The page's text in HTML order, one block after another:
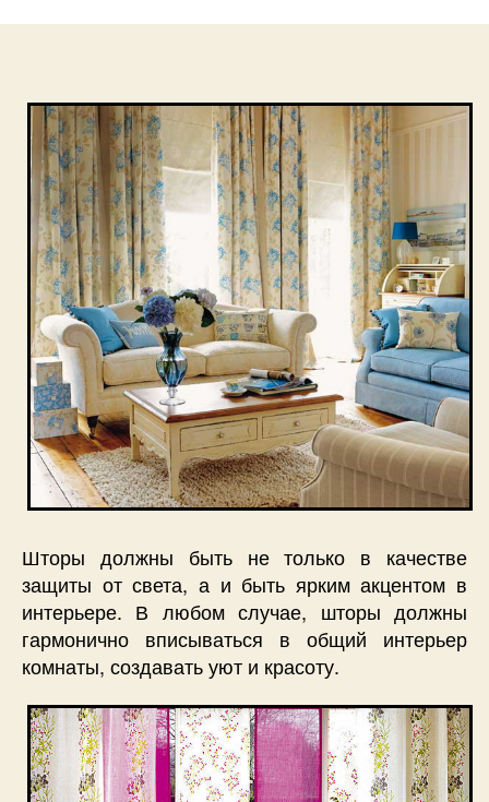
Шторы должны быть не только в качестве
защиты от света, а и быть ярким акцентом в
интерьере. В любом случае, шторы должны
гармонично вписываться в общий интерьер
комнаты, создавать уют и красоту.